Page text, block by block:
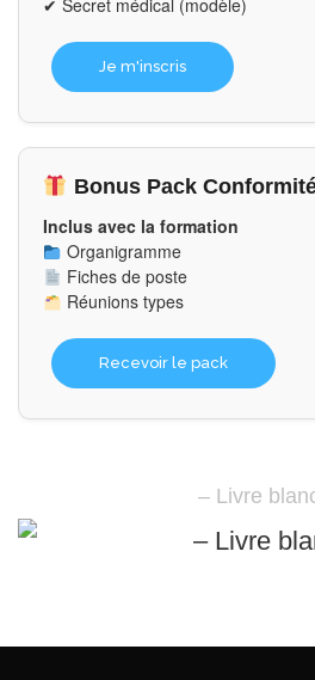
✔ Secret médical (modèle)
Je m'inscris
Bonus Pack
Inclus avec la formation
Organigramme
Fiches de poste
Réunions types
Recevoir le pack
– Livre